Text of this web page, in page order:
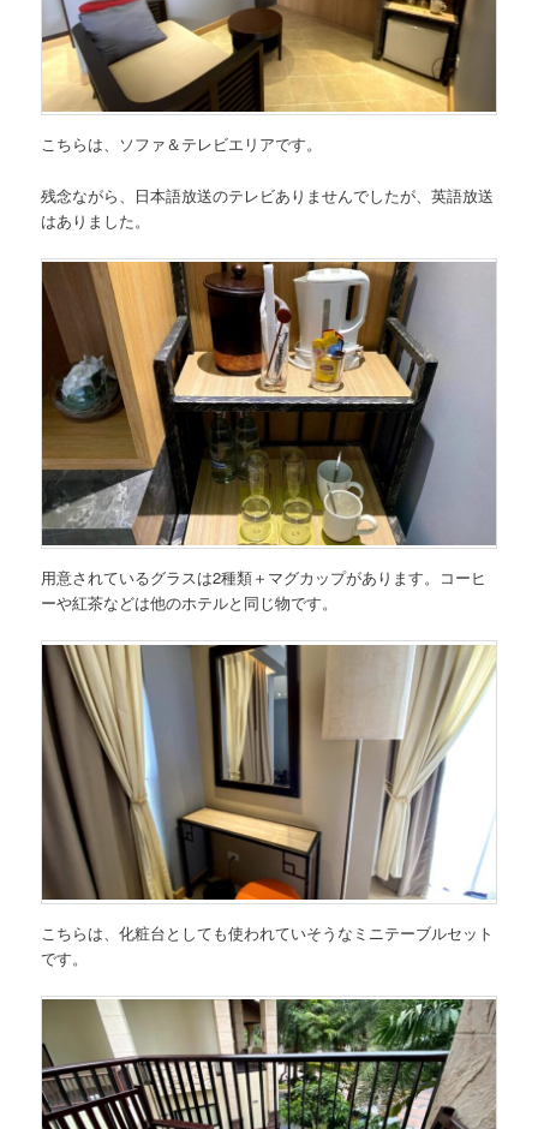
こちらは、ソファ＆テレビエリアです。
残念ながら、日本語放送のテレビありませんでしたが、英語放送
はありました。
用意されているグラスは2種類＋マグカップがあります。コーヒ
ーや紅茶などは他のホテルと同じ物です。
こちらは、化粧台としても使われていそうなミニテーブルセット
です。